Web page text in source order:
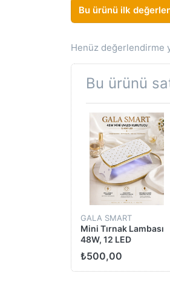
Bu ürünü ilk
Henüz değerlendirme
Bu ürünü
GALA SMART
Mini Tırnak Lambası
48W, 12 LED
₺500,00